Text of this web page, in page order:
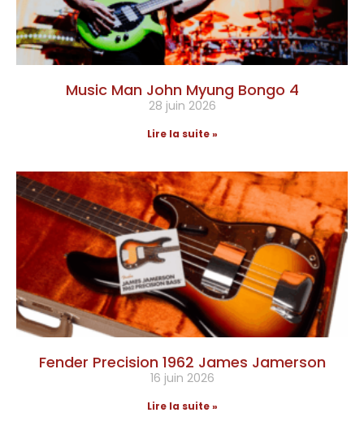
Music Man John Myung Bongo 4
28 juin 2026
Lire la suite »
Fender Precision 1962 James Jamerson
16 juin 2026
Lire la suite »